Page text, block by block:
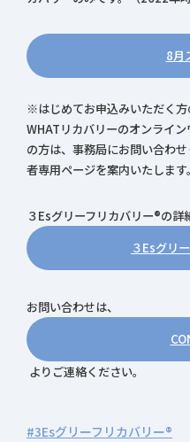
8月
※はじめてお申込みいただく方
WHATリカバリーのオンライ
の方は、事務局にお問い合わ
者専用ページを案内いたします。
３Esグリーフリカバリー®の詳
３Esグリ
お問い合わせは、
よりご連絡ください。
#3Esグリーフリカバリー®